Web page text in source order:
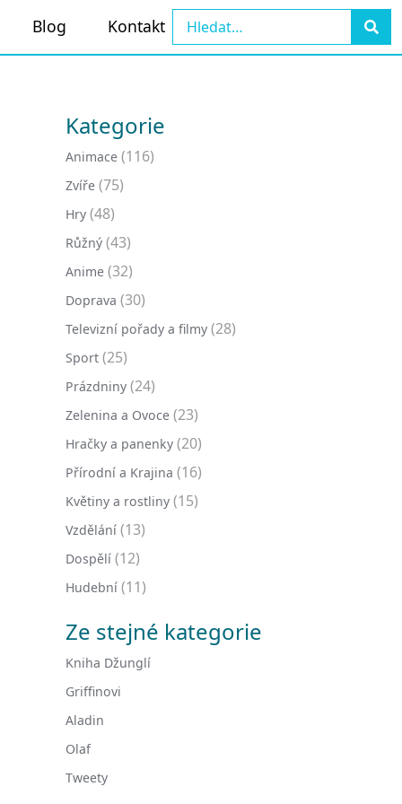
Blog Kontakt
Kategorie
Animace (116)
Zvíře (75)
Hry (48)
Růžný (43)
Anime (32)
Doprava (30)
Televizní pořady a filmy (28)
Sport (25)
Prázdniny (24)
Zelenina a Ovoce (23)
Hračky a panenky (20)
Přírodní a Krajina (16)
Květiny a rostliny (15)
Vzdělání (13)
Dospělí (12)
Hudební (11)
Ze stejné kategorie
Kniha Džunglí
Griffinovi
Aladin
Olaf
Tweety